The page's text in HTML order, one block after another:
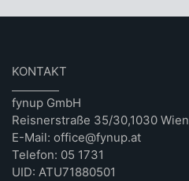
KONTAKT
fynup GmbH
Reisnerstraße 35/30,1030 Wien
E-Mail: office@fynup.at
Telefon: 05 1731
UID: ATU71880501